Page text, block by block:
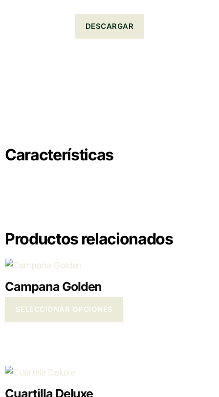
DESCARGAR
Características
Productos relacionados
Campana Golden
SELECCIONAR OPCIONES
Cuartilla Deluxe